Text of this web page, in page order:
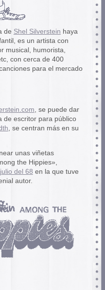
de Shel Silverstein haya
es un artista con
musical, humorista,
con cerca de 400
para el mercado
, se puede dar
de escritor para público
, se centran más en su
unas viñetas
the Hippies»,
del 68 en la que tuve
autor.